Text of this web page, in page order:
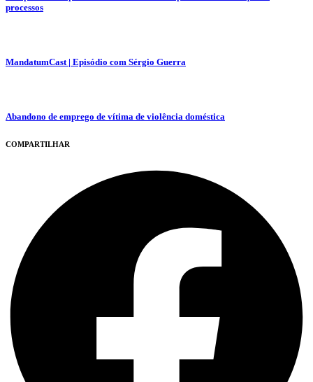
processos
MandatumCast | Episódio com Sérgio Guerra
Abandono de emprego de vítima de violência doméstica
COMPARTILHAR